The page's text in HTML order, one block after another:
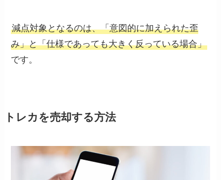
減点対象となるのは、「意図的に加えられた歪
み」と「仕様であっても大きく反っている場合」
です。
トレカを売却する方法